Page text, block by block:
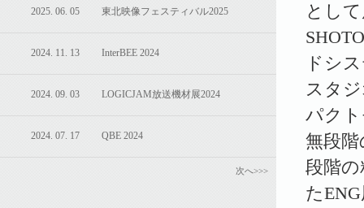
2025. 06. 05 東北映像フェスティバル2025
2024. 11. 13 InterBEE 2024
2024. 09. 03 LOGICJAM放送機材展2024
2024. 07. 17 QBE 2024
次へ>>>
とし
ドシ
スタ
パク
無段
段階
た